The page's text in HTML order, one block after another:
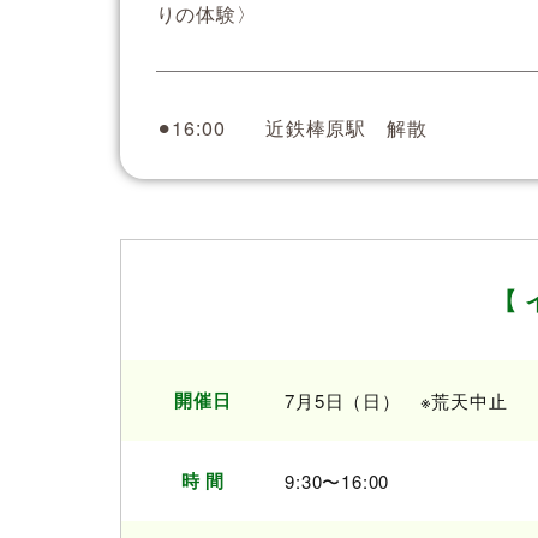
りの体験〉
⚫︎16:00 近鉄棒原駅 解散
【
開催日 7月5日（日） ※荒天中止
時 間 9:30〜16:00